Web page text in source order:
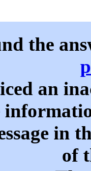
the
an
in
of